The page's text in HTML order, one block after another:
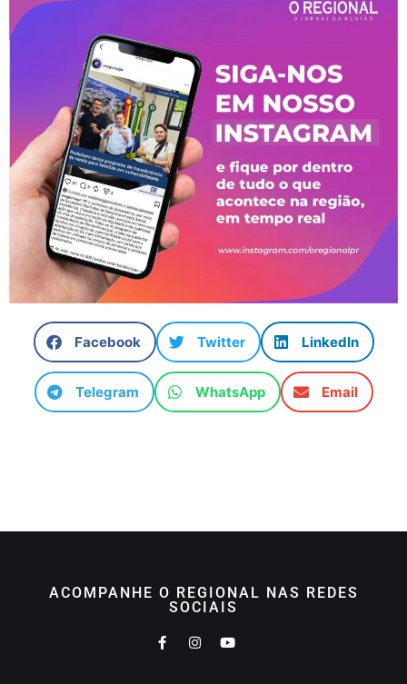
Facebook Twitter LinkedIn
Telegram WhatsApp Email
ACOMPANHE O REGIONAL NAS REDES
SOCIAIS